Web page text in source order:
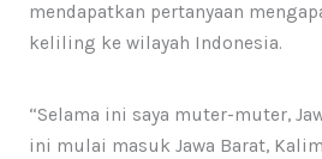
mendapatkan pertanyaan
keliling ke wilayah Indonesia.
“Selama ini saya muter-muter,
ini mulai masuk Jawa Barat,